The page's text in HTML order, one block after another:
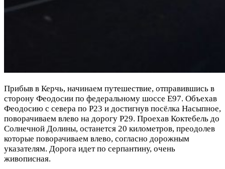
Прибыв в Керчь, начинаем путешествие, отправившись в
сторону Феодосии по федеральному шоссе Е97. Объехав
Феодосию с севера по Р23 и достигнув посёлка Насыпное,
поворачиваем влево на дорогу Р29. Проехав Коктебель до
Солнечной Долины, останется 20 километров, преодолев
которые поворачиваем влево, согласно дорожным
указателям. Дорога идет по серпантину, очень
живописная.